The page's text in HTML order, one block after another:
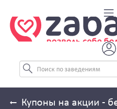
Купоны на акции -